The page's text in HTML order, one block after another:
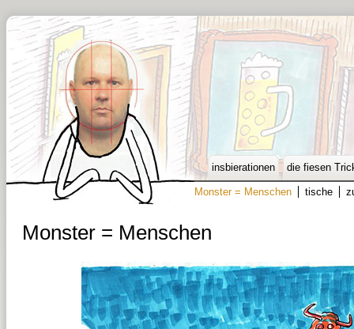
insbierationen die fiesen
Monster = Menschen tische
Monster = Menschen